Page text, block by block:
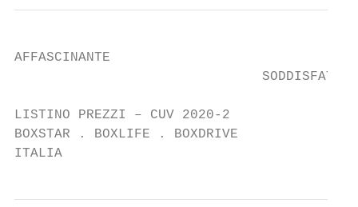
AFFASCINANTE
SODDISFATE
LISTINO PREZZI – CUV 2020-2
BOXSTAR . BOXLIFE . BOXDRIVE
ITALIA